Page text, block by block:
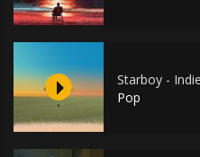
Starboy -
Pop